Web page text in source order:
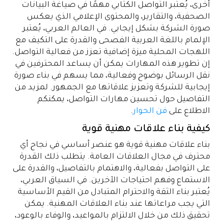
أخرى، يُعتبر التواصل الكتابي مهمًا في صياغة البيانات
الصحفية، والتقارير، والمحتوى الإعلامي الذي يعكس
صورة الشركة بشكل إيجابي. في العالم العربي، يُعتبر
الإلمام باللغة العربية الفصحى والقدرة على التكيف مع
اللهجات المحلية ميزة إضافية تعزز من فعالية التواصل.
إن تطوير هذه المهارات يمكن أن يساعد المحترفين في
نقل الرسائل بوضوح وفعالية، مما يسهم في بناء صورة
إيجابية للشركة وتعزيز علاقاتها مع الجمهور. لمزيد من
التفاصيل حول تحسين مهارات التواصل، يمكنكم
الاطلاع على فن الحوار.
كيفية بناء علاقات مهنية قوية
بناء علاقات مهنية قوية هو عنصر أساسي في نجاح أي
محترف في مجال العلاقات العامة. يتطلب ذلك القدرة
على التواصل بفعالية، والاهتمام بالتفاصيل، والقدرة على
الاستماع وفهم احتياجات الآخرين. في السياق العربي،
يُعتبر بناء الثقة والاحترام المتبادل من القيم الأساسية
التي يجب مراعاتها عند بناء العلاقات المهنية. يمكن
تحقيق ذلك من خلال الالتزام بالمواعيد، والوفاء بالوعود،